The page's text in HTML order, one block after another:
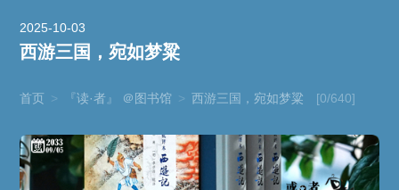
2025-10-03
西游三国，宛如梦粱
首页 > 『读·者』 ＠图书馆 > 西游三国，宛如梦粱 [0/640]